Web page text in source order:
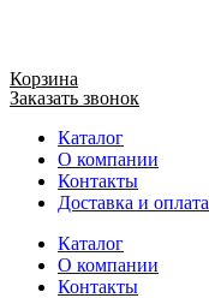
Корзина
Заказать звонок
Каталог
О компании
Контакты
Доставка и оплата
Каталог
О компании
Контакты